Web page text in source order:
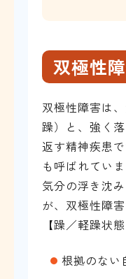
双極性
双極性障害は
躁）と、強く
返す精神疾患
も呼ばれていま
気分の浮き沈
が、双極性障
【躁／軽躁状
根拠のない